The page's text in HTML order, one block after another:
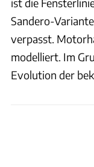
Sandero-
verpasst.
modelliert. Im
Evolution der